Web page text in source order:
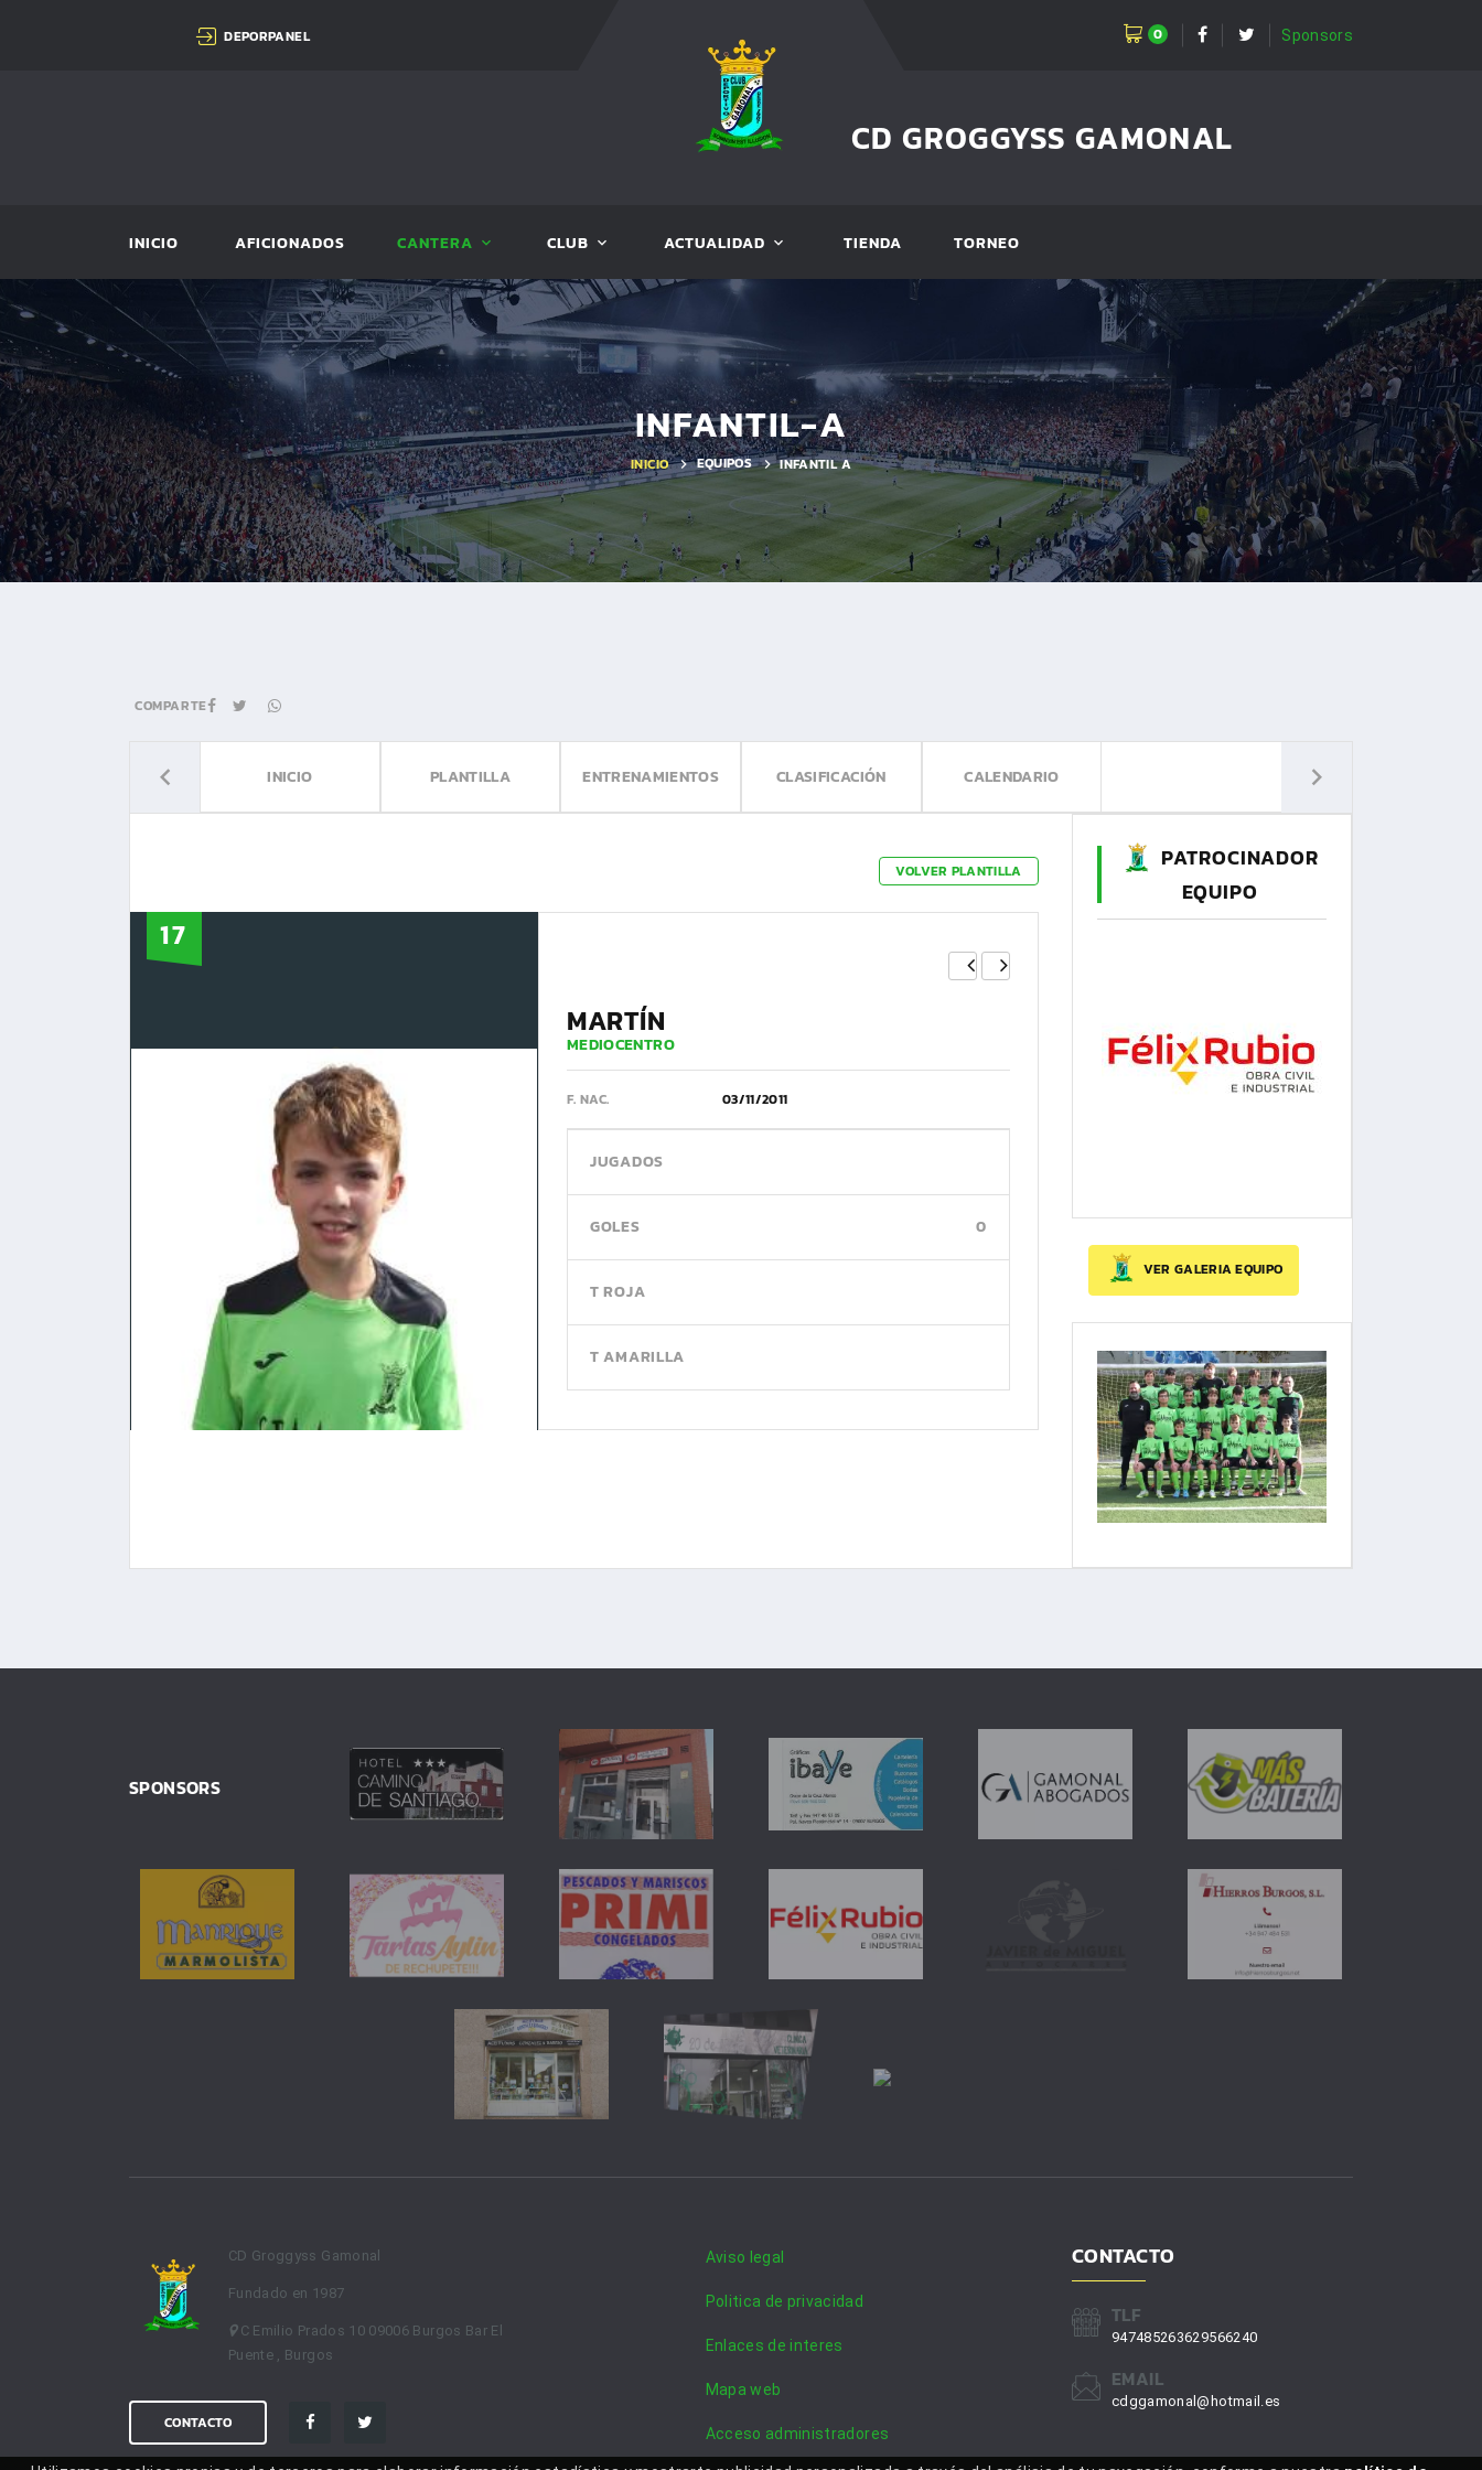
DEPORPANEL 0 Sponsors
CD GROGGYSS GAMONAL
INICIO AFICIONADOS CANTERA CLUB ACTUALIDAD TIENDA TORNEO
INFANTIL-A
INICIO EQUIPOS INFANTIL A
COMPARTE
INICIO PLANTILLA ENTRENAMIENTOS CLASIFICACIÓN CALENDARIO
VOLVER PLANTILLA
17
MARTÍN
MEDIOCENTRO
F. NAC. 03/11/2011
JUGADOS
GOLES 0
T ROJA
T AMARILLA
PATROCINADOR
EQUIPO
VER GALERIA EQUIPO
SPONSORS
CD Groggyss Gamonal
Fundado en 1987
C Emilio Prados 10 09006 Burgos Bar El
Puente , Burgos
CONTACTO
Aviso legal
Politica de privacidad
Enlaces de interes
Mapa web
Acceso administradores
CONTACTO
TLF
947485263629566240
EMAIL
cdggamonal@hotmail.es